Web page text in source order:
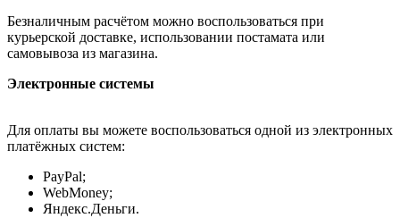
Безналичным расчётом можно воспользоваться при
курьерской доставке, использовании постамата или
самовывоза из магазина.
Электронные системы
Для оплаты вы можете воспользоваться одной из электронных
платёжных систем:
PayPal;
WebMoney;
Яндекс.Деньги.